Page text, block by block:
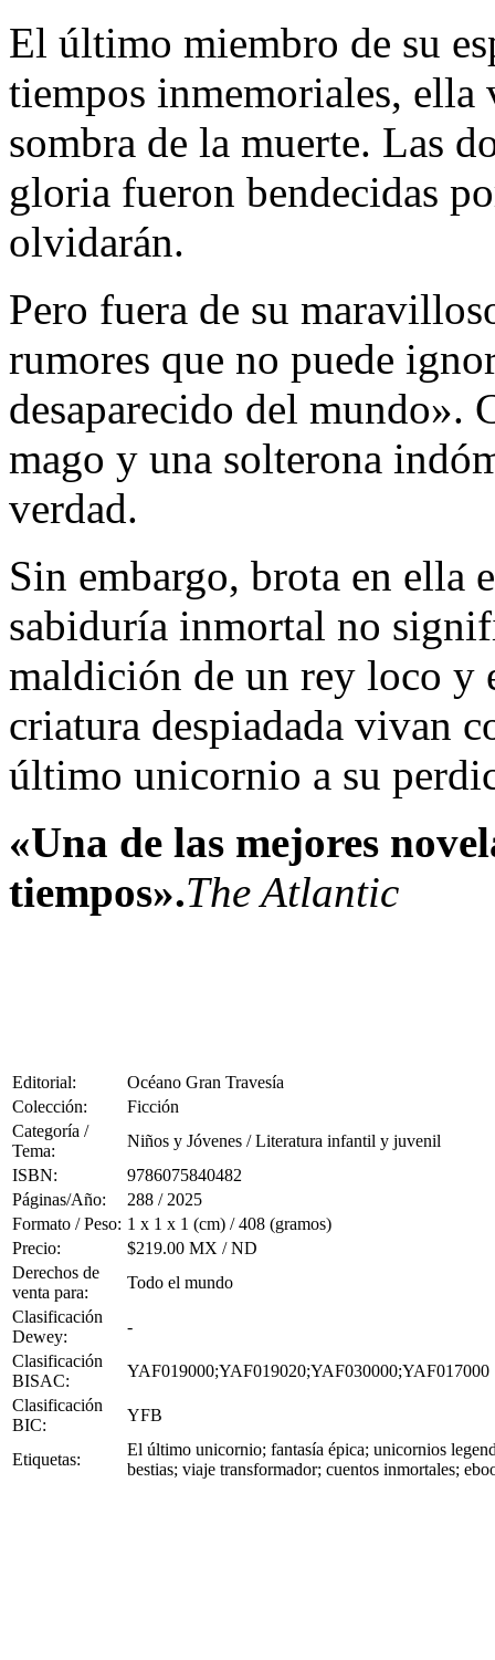
El último miembro de su
tiempos inmemoriales, ella
sombra de la muerte. Las
gloria fueron bendecidas
olvidarán.
Pero fuera de su
rumores que no puede
desaparecido del mundo».
mago y una solterona
verdad.
Sin embargo, brota en ella
sabiduría inmortal no
maldición de un rey loco y
criatura despiadada vivan
último unicornio a su
«Una de las mejores
tiempos».The Atlantic
Editorial:
Océano Gran Travesía
Colección:
Ficción
Categoría /
Tema:
Niños y Jóvenes / Literatura infantil y juvenil
ISBN:
9786075840482
Páginas/Año:
288 / 2025
Formato / Peso: 1 x 1 x 1 (cm) / 408 (gramos)
Precio:
$219.00 MX / ND
Derechos de
venta para:
Todo el mundo
Clasificación
Dewey:
-
Clasificación
BISAC:
YAF019000;YAF019020;YAF030000;YAF017000
Clasificación
BIC:
YFB
Etiquetas:
El último unicornio; fantasía épica; unicornios
bestias; viaje transformador; cuentos inmortales;